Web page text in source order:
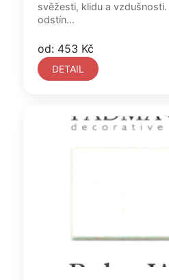
svěžesti, klidu a
odstín...
od: 453 Kč
DETAIL